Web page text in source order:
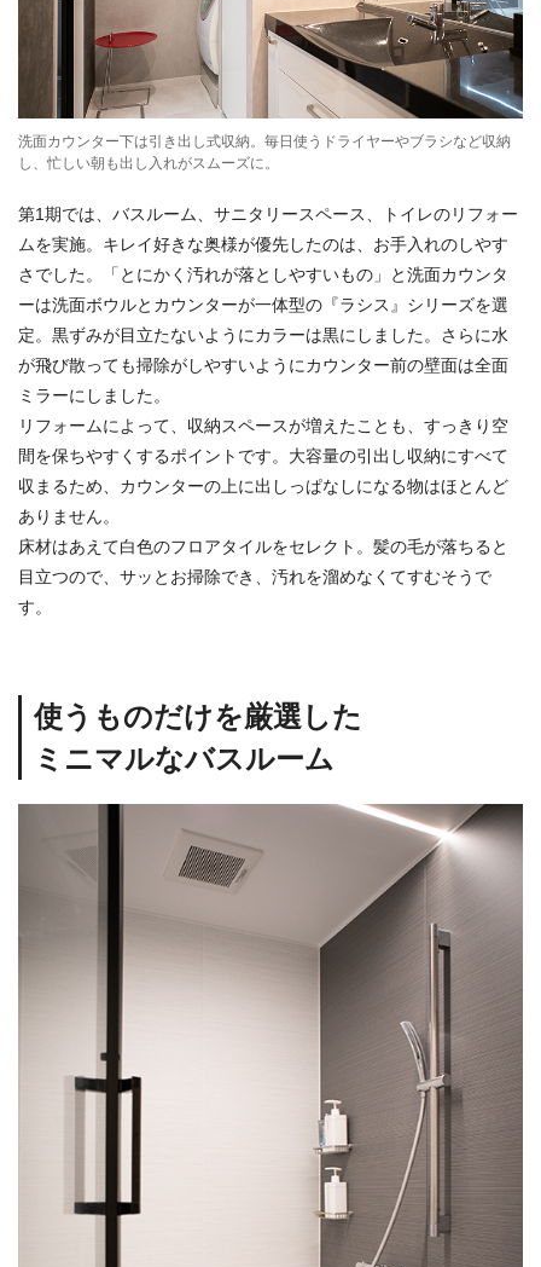
洗面カウンター下は引き出し式収納。毎日使うドライヤーやブラシなど収納
し、忙しい朝も出し入れがスムーズに。
第1期では、バスルーム、サニタリースペース、トイレのリフォー
ムを実施。キレイ好きな奥様が優先したのは、お手入れのしやす
さでした。「とにかく汚れが落としやすいもの」と洗面カウンタ
ーは洗面ボウルとカウンターが一体型の『ラシス』シリーズを選
定。黒ずみが目立たないようにカラーは黒にしました。さらに水
が飛び散っても掃除がしやすいようにカウンター前の壁面は全面
ミラーにしました。
リフォームによって、収納スペースが増えたことも、すっきり空
間を保ちやすくするポイントです。大容量の引出し収納にすべて
収まるため、カウンターの上に出しっぱなしになる物はほとんど
ありません。
床材はあえて白色のフロアタイルをセレクト。髪の毛が落ちると
目立つので、サッとお掃除でき、汚れを溜めなくてすむそうで
す。
使うものだけを厳選した
ミニマルなバスルーム